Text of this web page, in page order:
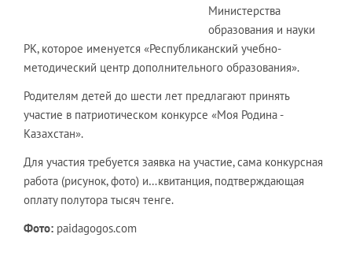
Министерства
образования и науки
РК, которое именуется «Республиканский учебно-
методический центр дополнительного образования».
Родителям детей до шести лет предлагают принять
участие в патриотическом конкурсе «Моя Родина -
Казахстан».
Для участия требуется заявка на участие, сама конкурсная
работа (рисунок, фото) и…квитанция, подтверждающая
оплату полутора тысяч тенге.
Фото: paidagogos.com